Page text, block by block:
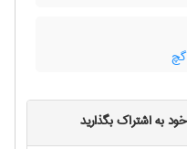
به اشتراک بگذارید